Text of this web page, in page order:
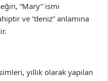
“Mary” ismi
ve “deniz” anlamına
yıllık olarak yapılan